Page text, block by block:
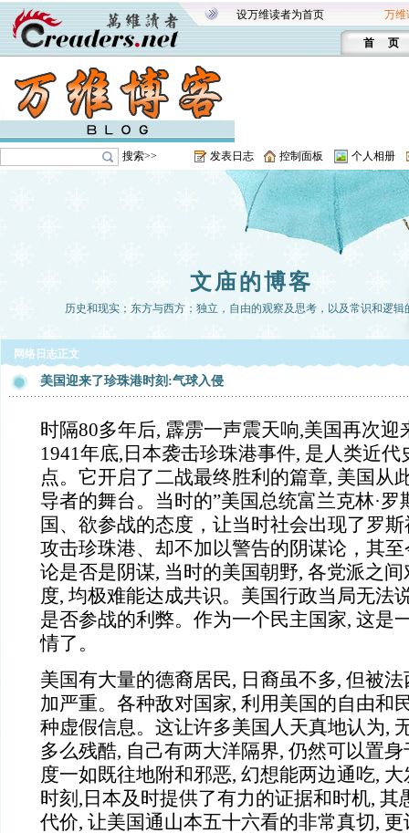
设万维读者为首页 万维
首 页
搜索>> 发表日志 控制面板 个人相册
文庙的博客
历史和现实；东方与西方；独立，自由的观察及思考，以及常识和逻辑
网络日志正文
美国迎来了珍珠港时刻:气球入侵
时隔80多年后, 霹雳一声震天响,美国再次迎
1941年底,日本袭击珍珠港事件, 是人类近
点。它开启了二战最终胜利的篇章, 美国从
导者的舞台。当时的”美国总统富兰克林·
国、欲参战的态度，让当时社会出现了罗
攻击珍珠港、却不加以警告的阴谋论，其
论是否是阴谋, 当时的美国朝野, 各党派之
度, 均极难能达成共识。美国行政当局无法
是否参战的利弊。作为一个民主国家, 这是
情了。
美国有大量的德裔居民, 日裔虽不多, 但被
加严重。各种敌对国家, 利用美国的自由和
种虚假信息。这让许多美国人天真地认为,
多么残酷, 自己有两大洋隔界, 仍然可以置
度一如既往地附和邪恶, 幻想能两边通吃,
时刻,日本及时提供了有力的证据和时机, 其
代价, 让美国通山本五十六看的非常真切,